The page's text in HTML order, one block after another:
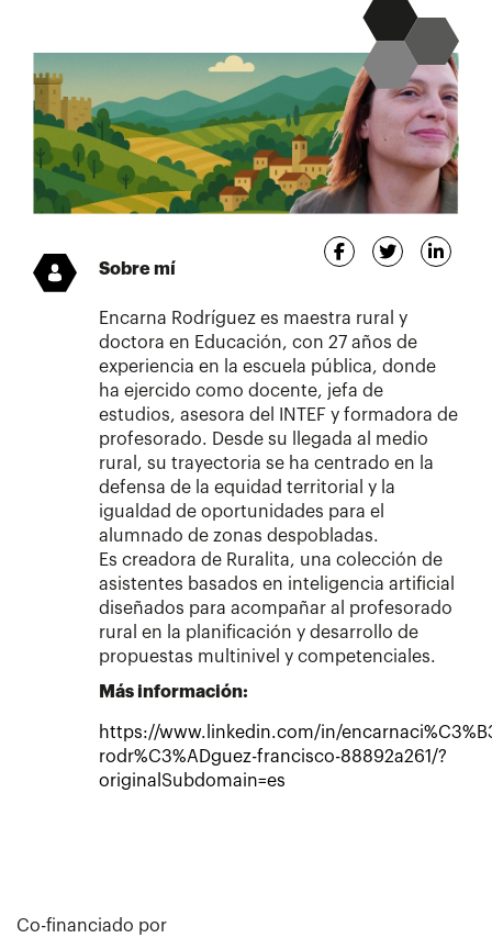
Sobre mí
Encarna Rodríguez es maestra rural y
doctora en Educación, con 27 años de
experiencia en la escuela pública, donde
ha ejercido como docente, jefa de
estudios, asesora del INTEF y formadora de
profesorado. Desde su llegada al medio
rural, su trayectoria se ha centrado en la
defensa de la equidad territorial y la
igualdad de oportunidades para el
alumnado de zonas despobladas.
Es creadora de Ruralita, una colección de
asistentes basados en inteligencia artificial
diseñados para acompañar al profesorado
rural en la planificación y desarrollo de
propuestas multinivel y competenciales.
Más información:
https://www.linkedin.com/in/
rodr%C3%ADguez-francisco-88892a261/?
originalSubdomain=es
Co-financiado por